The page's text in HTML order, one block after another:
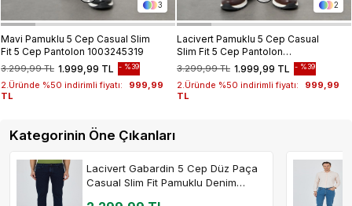
3
Mavi Pamuklu 5 Cep Casual Slim
Fit 5 Cep Pantolon 1003245319
1.999,99 TL
3.299,99 TL %39
2.Üründe %50 indirimli fiyatı:
999,99
TL
2
Lacivert Pamuklu 5 Cep Casual
Slim Fit 5 Cep Pantolon
1003245318 1.999,99 TL
3.299,99 TL %39
2.Üründe %50 indirimli fiyatı:
999,99
TL
Kategorinin Öne Çıkanları
Lacivert Gabardin 5 Cep Düz Paça
Casual Slim Fit Pamuklu Denim